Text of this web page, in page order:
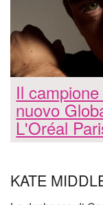
Il
nuovo
L'Oréal
KATE